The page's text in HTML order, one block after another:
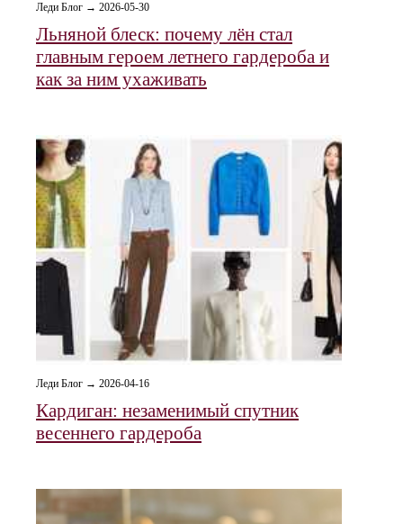
Леди Блог → 2026-05-30
Льняной блеск: почему лён стал
главным героем летнего гардероба и
как за ним ухаживать
Леди Блог → 2026-04-16
Кардиган: незаменимый спутник
весеннего гардероба